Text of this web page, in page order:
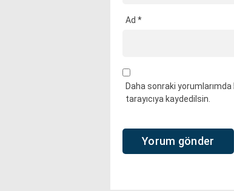
Ad *
Daha sonraki
tarayıcıya kaydedilsin.